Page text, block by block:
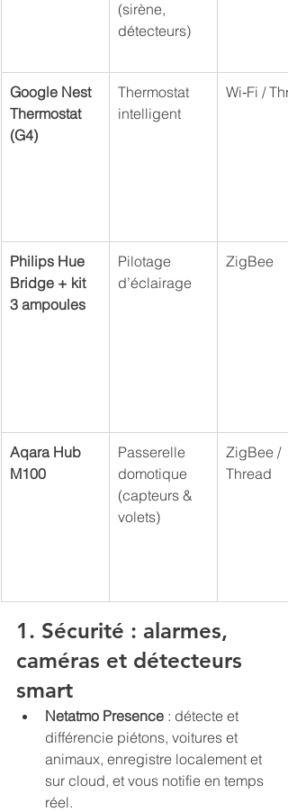
(sirène,
détecteurs)
Google Nest
Thermostat
(G4)
Thermostat
intelligent
Wi‑Fi /
Philips Hue
Bridge + kit
3 ampoules
Pilotage
d’éclairage
ZigBee
Aqara Hub
M100
Passerelle
domotique
(capteurs &
volets)
ZigBee /
Thread
1. Sécurité : alarmes,
caméras et détecteurs
smart
Netatmo Presence : détecte et
différencie piétons, voitures et
animaux, enregistre localement et
sur cloud, et vous notifie en temps
réel.